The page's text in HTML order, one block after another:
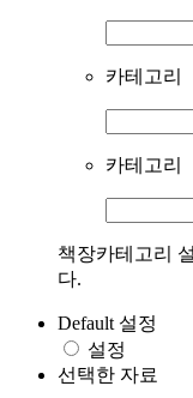
카테고리
카테고리
책장카테고리
다.
Default 설정
설정
선택한 자료